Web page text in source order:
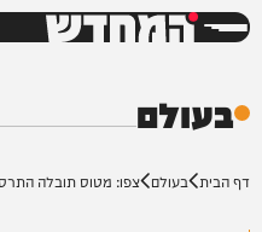
המחדש
בעולם
דף הבית בעולם צפו: מטוס תובלה